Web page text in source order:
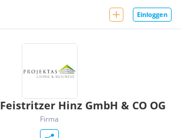
Einloggen
Feistritzer Hinz GmbH & CO OG
Firma